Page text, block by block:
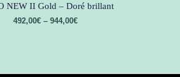
NEW II Gold – Doré brillant
492,00€– 944,00€